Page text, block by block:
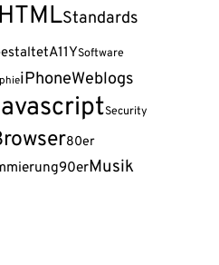
HTMLStandards
A11YSoftware
iPhoneWeblogs
Security
80er
90erMusik